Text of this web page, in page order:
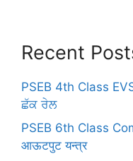
Recent
PSEB 4th Class
ਛੱਕ ਰੇਲ
PSEB 6th Class
आऊटपुट यन्त्र